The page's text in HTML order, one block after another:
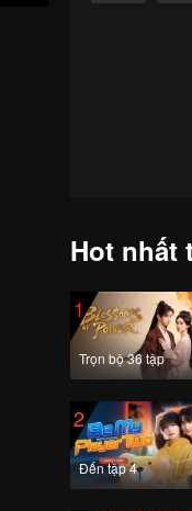
Hot nhất
1
Trọn bộ 36 tập
2
Đến tập 4